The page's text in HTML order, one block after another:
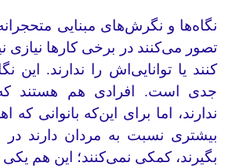
نگاه‌ها و نگرش‌های مبنایی
تصور می‌کنند در برخی کارها نیازی
کنند یا توانایی‌اش را ندارند. این
جدی است. افرادی هم هستند که
ندارند، اما برای این‌که بانوانی
بیشتری نسبت به مردان دارند در
بگیرند، کمکی نمی‌کنند؛ این هم